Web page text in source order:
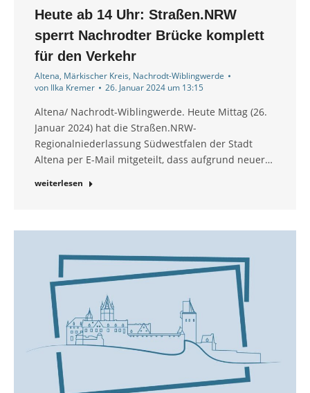
Heute ab 14 Uhr: Straßen.NRW
sperrt Nachrodter Brücke komplett
für den Verkehr
Altena, Märkischer Kreis, Nachrodt-Wiblingwerde
von Ilka Kremer 26. Januar 2024 um 13:15
Altena/ Nachrodt-Wiblingwerde. Heute Mittag (26.
Januar 2024) hat die Straßen.NRW-
Regionalniederlassung Südwestfalen der Stadt
Altena per E-Mail mitgeteilt, dass aufgrund neuer…
weiterlesen